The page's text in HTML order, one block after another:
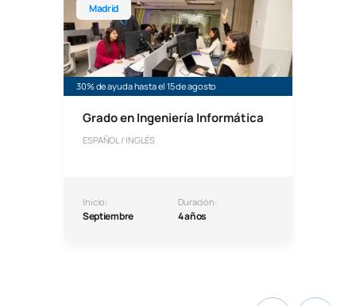
Madrid
30% de ayuda hasta el 15 de agosto
Grado en Ingeniería Informática
ESPAÑOL / INGLÉS
Inicio:
Septiembre
Duración:
4 años